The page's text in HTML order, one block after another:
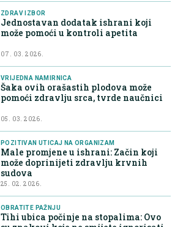
ZDRAV IZBOR
Jednostavan dodatak ishrani koji
može pomoći u kontroli apetita
07. 03. 2026.
VRIJEDNA NAMIRNICA
Šaka ovih orašastih plodova može
pomoći zdravlju srca, tvrde naučnici
05. 03. 2026.
POZITIVAN UTICAJ NA ORGANIZAM
Male promjene u ishrani: Začin koji
može doprinijeti zdravlju krvnih
sudova
25. 02. 2026.
OBRATITE PAŽNJU
Tihi ubica počinje na stopalima: Ovo